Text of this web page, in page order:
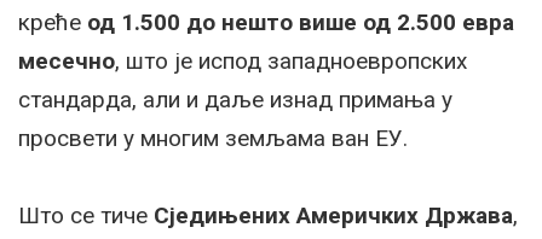
креће од 1.500 до нешто више од 2.500 евра
месечно, што је испод западноевропских
стандарда, али и даље изнад примања у
просвети у многим земљама ван ЕУ.
Што се тиче Сједињених Америчких Држава,